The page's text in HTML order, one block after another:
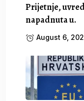
Prijetnje,
napadnuta u.
August 6,